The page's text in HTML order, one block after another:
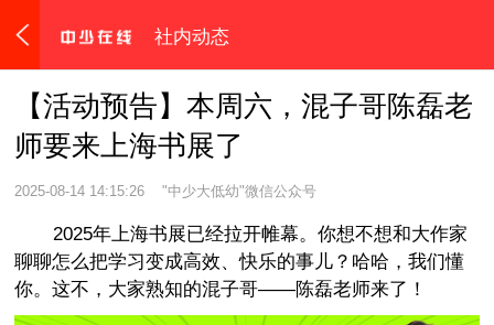
社内动态
【活动预告】本周六，混子哥陈磊老
师要来上海书展了
2025-08-14 14:15:26 "中少大低幼"微信公众号
2025年上海书展已经拉开帷幕。你想不想和大作家
聊聊怎么把学习变成高效、快乐的事儿？哈哈，我们懂
你。这不，大家熟知的混子哥——陈磊老师来了！